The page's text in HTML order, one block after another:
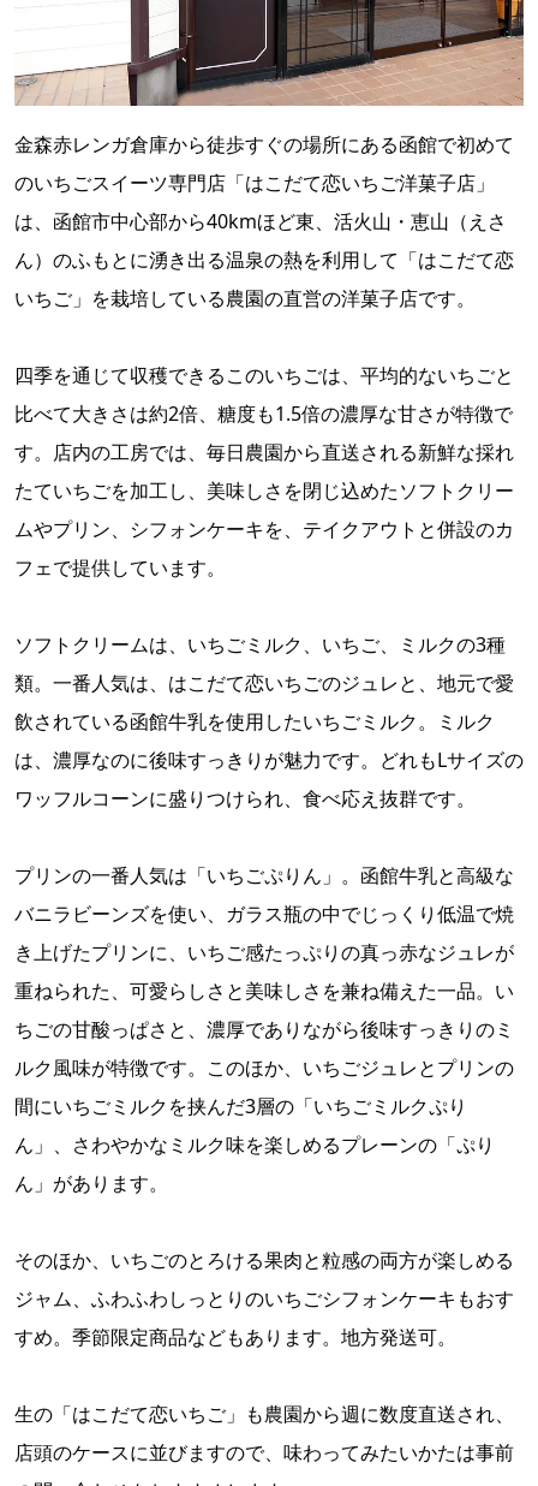
金森赤レンガ倉庫から徒歩すぐの場所にある函館で初めて
のいちごスイーツ専門店「はこだて恋いちご洋菓子店」
は、函館市中心部から40kmほど東、活火山・恵山（えさ
ん）のふもとに湧き出る温泉の熱を利用して「はこだて恋
いちご」を栽培している農園の直営の洋菓子店です。
四季を通じて収穫できるこのいちごは、平均的ないちごと
比べて大きさは約2倍、糖度も1.5倍の濃厚な甘さが特徴で
す。店内の工房では、毎日農園から直送される新鮮な採れ
たていちごを加工し、美味しさを閉じ込めたソフトクリー
ムやプリン、シフォンケーキを、テイクアウトと併設のカ
フェで提供しています。
ソフトクリームは、いちごミルク、いちご、ミルクの3種
類。一番人気は、はこだて恋いちごのジュレと、地元で愛
飲されている函館牛乳を使用したいちごミルク。ミルク
は、濃厚なのに後味すっきりが魅力です。どれもLサイズの
ワッフルコーンに盛りつけられ、食べ応え抜群です。
プリンの一番人気は「いちごぷりん」。函館牛乳と高級な
バニラビーンズを使い、ガラス瓶の中でじっくり低温で焼
き上げたプリンに、いちご感たっぷりの真っ赤なジュレが
重ねられた、可愛らしさと美味しさを兼ね備えた一品。い
ちごの甘酸っぱさと、濃厚でありながら後味すっきりのミ
ルク風味が特徴です。このほか、いちごジュレとプリンの
間にいちごミルクを挟んだ3層の「いちごミルクぷり
ん」、さわやかなミルク味を楽しめるプレーンの「ぷり
ん」があります。
そのほか、いちごのとろける果肉と粒感の両方が楽しめる
ジャム、ふわふわしっとりのいちごシフォンケーキもおす
すめ。季節限定商品などもあります。地方発送可。
生の「はこだて恋いちご」も農園から週に数度直送され、
店頭のケースに並びますので、味わってみたいかたは事前